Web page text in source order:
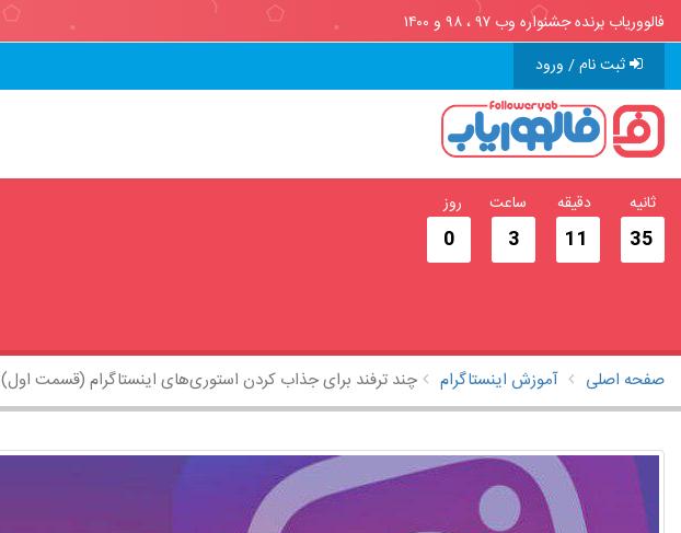
فالووریاب برنده جشنواره وب ۹۷ ، ۹۸ و ۱۴۰۰
ثبت نام / ورود
34
ثانیه
11
دقیقه
3
ساعت
0
روز
صفحه اصلی آموزش اینستاگرام چند ترفند برای جذاب کردن استوری‌های اینستاگرام (قسمت اول)